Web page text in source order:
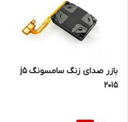
بازر صدای زنگ سامسونگ j5
2015